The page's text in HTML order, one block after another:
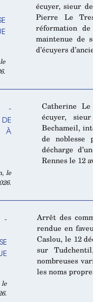
écuyer, sieur
Pierre Le
réformation
maintenue de
d’écuyers
-
À
le
Catherine
écuyer,
Bechameil,
de
décharge
Rennes le 12
Arrêt des
rendue en
Caslou, le 12
sur
nombreuses
les noms